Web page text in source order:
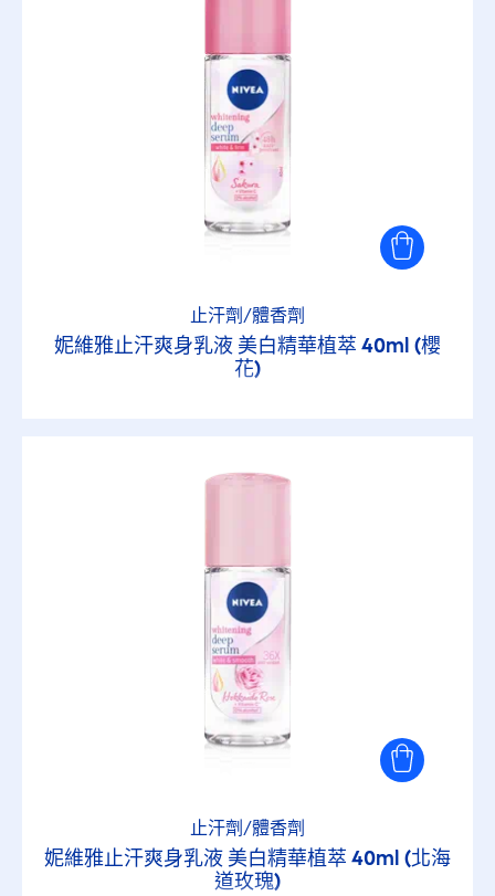
止汗劑/體香劑
妮維雅止汗爽身乳液 美白精華植萃 40ml (櫻
花)
止汗劑/體香劑
妮維雅止汗爽身乳液 美白精華植萃 40ml (北海
道玫瑰)